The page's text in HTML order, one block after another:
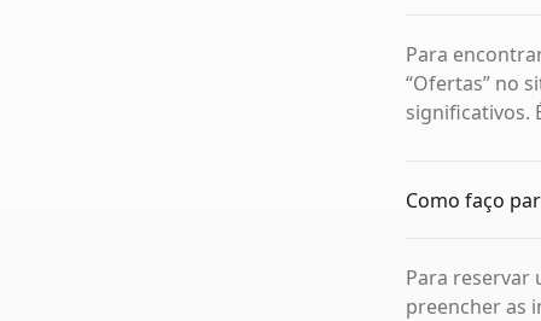
Para
“Ofertas” no
significativos.
Como faço
Para reservar
preencher as